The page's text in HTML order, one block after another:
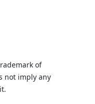
of
not imply any